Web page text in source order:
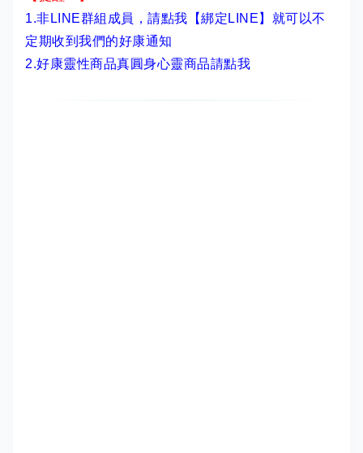
1.非LINE群組成員， 請點我【綁定LINE】 就可以不
定期收到我們的好康通知
2.好康靈性商品真圓身心靈商品請點我